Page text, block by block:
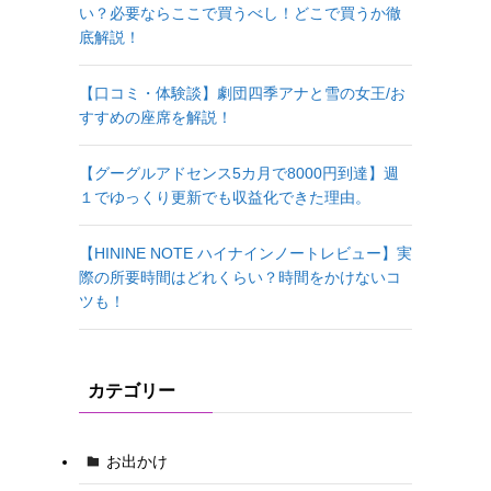
い？必要ならここで買うべし！どこで買うか徹
底解説！
【口コミ・体験談】劇団四季アナと雪の女王/お
すすめの座席を解説！
【グーグルアドセンス5カ月で8000円到達】週
１でゆっくり更新でも収益化できた理由。
【HININE NOTE ハイナインノートレビュー】実
際の所要時間はどれくらい？時間をかけないコ
ツも！
カテゴリー
お出かけ